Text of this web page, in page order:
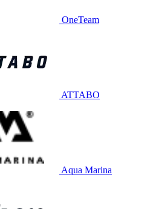
OneTeam
ATTABO
Aqua Marina